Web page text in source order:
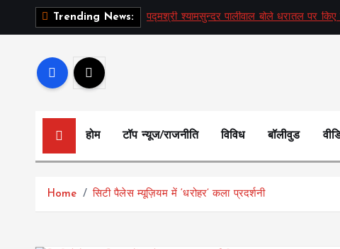
Trending News: पद्मश्री श्यामसुन्दर पालीवाल बोले धरातल पर किए
होम टॉप न्यूज/राजनीति विविध बॉलीवुड
Home सिटी पैलेस म्यूज़ियम में ‘धरोहर’ कला प्रदर्शनी